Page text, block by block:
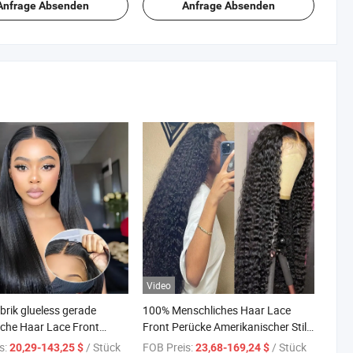
Absenden Anfrage Absenden
glueless gerade
Haar Lace Front
rohes Haar Perücke für
20,29-143,25 $ / Stück
Video
100% Menschliches Haar Lace
Front Perücke Amerikanischer Stil
Haarprodukte Brasilianische
FOB Preis:23,68-169,24 $ / Stück